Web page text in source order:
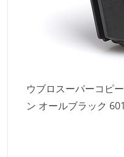
ウブロスーパーコピ
ン オールブラック